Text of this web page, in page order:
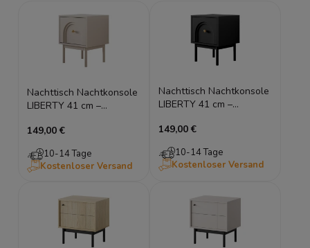
Nachttisch Nachtkonsole
LIBERTY 41 cm –
149,00 €
10-14 Tage
Kostenloser Versand
Nachttisch Nachtkonsole
LIBERTY 41 cm –
149,00 €
10-14 Tage
Kostenloser Versand